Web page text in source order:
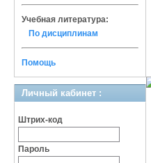
Учебная литература:
По дисциплинам
Помощь
Личный кабинет :
Штрих-код
Пароль